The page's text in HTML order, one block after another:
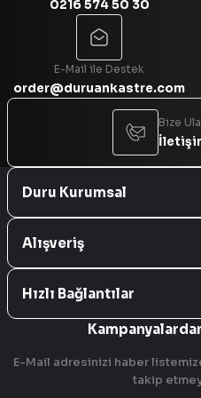
0216 574 50 30
E-Mail ile Destek
order@duruankastre.com
Bize
Duru Kurumsal
Alışveriş
Hızlı Bağlantılar
E-Mail adresinizi haber
takip